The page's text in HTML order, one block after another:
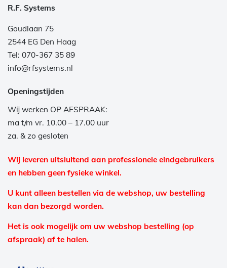
R.F. Systems
Goudlaan 75
2544 EG Den Haag
Tel: 070-367 35 89
info@rfsystems.nl
Openingstijden
Wij werken OP AFSPRAAK:
ma t/m vr. 10.00 – 17.00 uur
za. & zo gesloten
Wij leveren uitsluitend aan professionele eindgebruikers
en hebben geen fysieke winkel.
U kunt alleen bestellen via de webshop, uw bestelling
kan dan bezorgd worden.
Het is ook mogelijk om uw webshop bestelling (op
afspraak) af te halen.